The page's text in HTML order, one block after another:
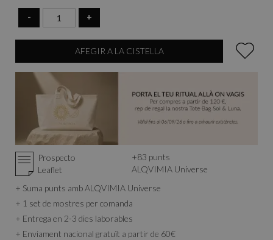
- +
AFEGIR A LA CISTELLA
Prospecto
Leaflet
+83 punts
ALQVIMIA Universe
+ Suma punts amb ALQVIMIA Universe
+ 1 set de mostres per comanda
+ Entrega en 2-3 dies laborables
+ Enviament nacional gratuït a partir de 60€